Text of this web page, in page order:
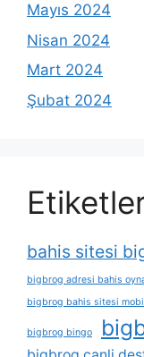
Mayıs 2024
Nisan 2024
Mart 2024
Şubat 2024
bahis sitesi
bigbrog adresi bahis
bigbrog bahis sitesi
bigbrog bingo